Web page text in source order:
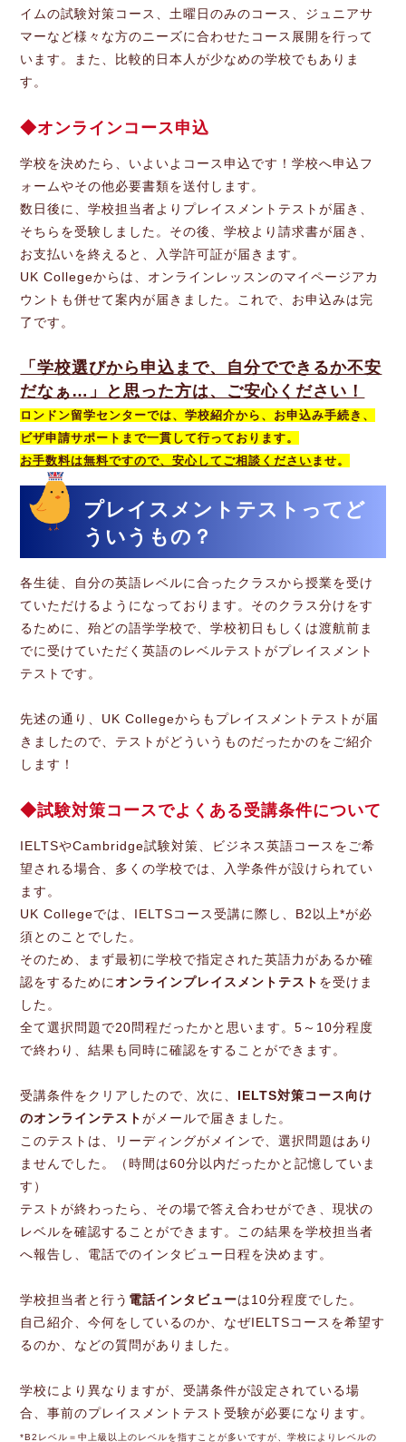
イムの試験対策コース、土曜日のみのコース、ジュニアサ
マーなど様々な方のニーズに合わせたコース展開を行って
います。また、比較的日本人が少なめの学校でもありま
す。
オンラインコース申込
学校を決めたら、いよいよコース申込です！学校へ申込フ
ォームやその他必要書類を送付します。
数日後に、学校担当者よりプレイスメントテストが届き、
そちらを受験しました。その後、学校より請求書が届き、
お支払いを終えると、入学許可証が届きます。
UK Collegeからは、オンラインレッスンのマイページアカ
ウントも併せて案内が届きました。これで、お申込みは完
了です。
「学校選びから申込まで、自分でできるか不安
だなぁ…」と思った方は、ご安心ください！
ロンドン留学センターでは、学校紹介から、お申込み手続き、
ビザ申請サポートまで一貫して行っております。
お手数料は無料ですので、安心してご相談ください ませ。
プレイスメントテストってど
ういうもの？
各生徒、自分の英語レベルに合ったクラスから授業を受け
ていただけるようになっております。そのクラス分けをす
るために、殆どの語学学校で、学校初日もしくは渡航前ま
でに受けていただく英語のレベルテストがプレイスメント
テストです。
先述の通り、UK Collegeからもプレイスメントテストが届
きましたので、テストがどういうものだったかのをご紹介
します！
試験対策コースでよくある受講条件について
IELTSやCambridge試験対策、ビジネス英語コースをご希
望される場合、多くの学校では、入学条件が設けられてい
ます。
UK Collegeでは、IELTSコース受講に際し、B2以上*が必
須とのことでした。
そのため、まず最初に学校で指定された英語力があるか確
認をするためにオンラインプレイスメントテスト を受けま
した。
全て選択問題で20問程だったかと思います。5～10分程度
で終わり、結果も同時に確認をすることができます。
受講条件をクリアしたので、次に、 IELTS対策コース向け
のオンラインテストがメールで届きました。
このテストは、リーディングがメインで、選択問題はあり
ませんでした。（時間は60分以内だったかと記憶していま
す）
テストが終わったら、その場で答え合わせができ、現状の
レベルを確認することができます。この結果を学校担当者
へ報告し、電話でのインタビュー日程を決めます。
学校担当者と行う 電話インタビューは10分程度でした。
自己紹介、今何をしているのか、なぜIELTSコースを希望す
るのか、などの質問がありました。
学校により異なりますが、受講条件が設定されている場
合、事前のプレイスメントテスト受験が必要になります。
*B2レベル＝中上級以上のレベルを指すことが多いですが、学校によりレベルの